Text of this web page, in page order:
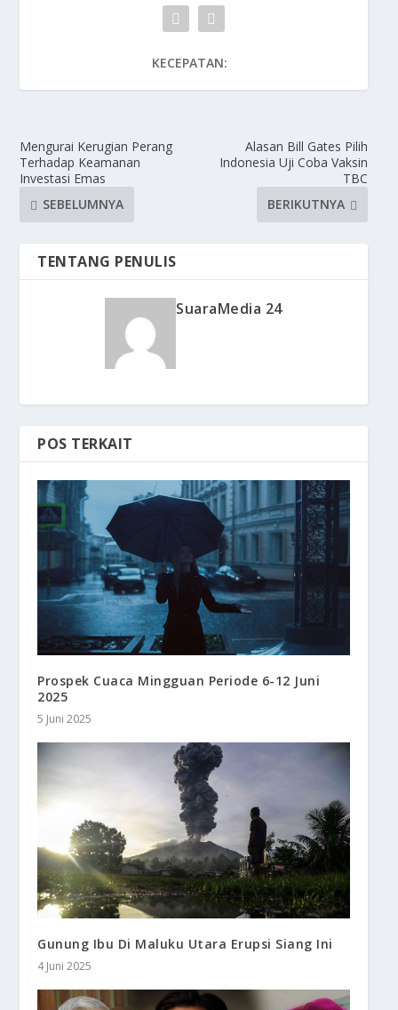
KECEPATAN:
Mengurai Kerugian Perang
Terhadap Keamanan
Investasi Emas
SEBELUMNYA
Alasan Bill Gates Pilih
Indonesia Uji Coba Vaksin
TBC
BERIKUTNYA
TENTANG PENULIS
SuaraMedia 24
POS TERKAIT
Prospek Cuaca Mingguan Periode 6-12 Juni
2025
5 Juni 2025
Gunung Ibu Di Maluku Utara Erupsi Siang Ini
4 Juni 2025